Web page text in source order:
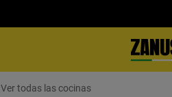
Ver todas las cocinas